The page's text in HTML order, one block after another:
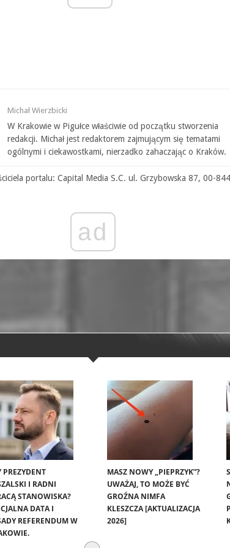
Michał Wierzbicki
W Krakowie w Pigułce właściwie od początku stworzenia
redakcji. Michał jest redaktorem zajmującym się tematami
ogólnymi i ciekawostkami, nierzadko zahaczając o Kraków.
portalu: Capital Media S.C. ul. Grzybowska 87, 00-844
ad
PREZYDENT
I RADNI
STANOWISKA?
DATA I
REFERENDUM W
MASZ NOWY „PIEPRZYK”?
UWAŻAJ, TO MOŻE BYĆ
GROŹNA NIMFA
KLESZCZA [AKTUALIZACJA
2026]